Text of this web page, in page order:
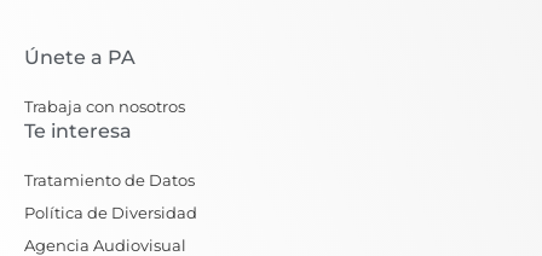
Únete a PA
Trabaja con nosotros
Te interesa
Tratamiento de Datos
Política de Diversidad
Agencia Audiovisual